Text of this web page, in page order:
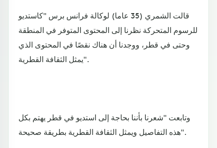
قالت الشمري (35 عاما) لوكالة فرانس برس "كاستديو
للرسوم المتحركة نظرنا إلى المحتوى المتوفر في المنطقة
وحتى في قطر، ووجدنا أن هناك نقصًا في المحتوى الذي
يمثل الثقافة القطرية".
وتابعت "شعرنا بأننا بحاجة إلى استديو في قطر يهتم بكل
هذه التفاصيل ويمثل الثقافة القطرية بطريقة صحيحة".